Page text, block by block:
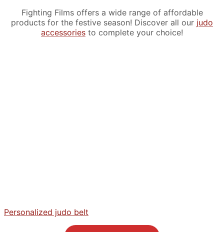
Fighting Films offers a wide range of affordable
products for the festive season! Discover all our judo
accessories to complete your choice!
Personalized judo belt